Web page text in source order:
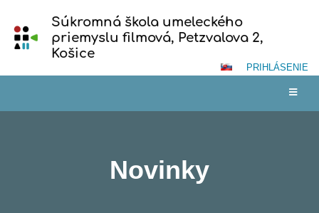
Súkromná škola umeleckého
priemyslu filmová, Petzvalova 2,
Košice
PRIHLÁSENIE
Novinky